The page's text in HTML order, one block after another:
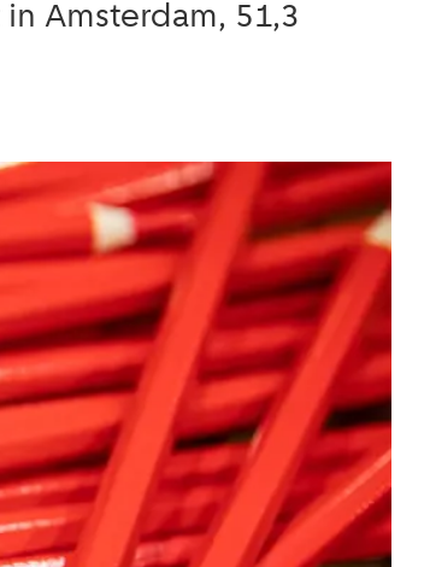
Amsterdam, 51,3